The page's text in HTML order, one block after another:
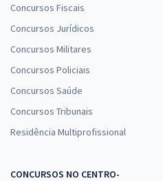
Concursos Fiscais
Concursos Jurídicos
Concursos Militares
Concursos Policiais
Concursos Saúde
Concursos Tribunais
Residência Multiprofissional
CONCURSOS NO CENTRO-